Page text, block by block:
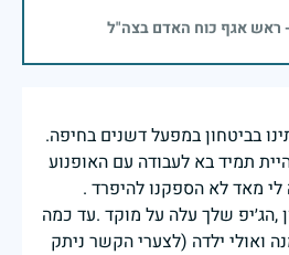
ראש אגף כוח האדם בצה"ל
בביטחון במפעל דשנים בחיפה.
תמיד בא לעבודה עם האופנוע
מאד לא הספקנו להיפרד .
שלך עלה על מוקד .עד כמה
ואולי ילדה (לצערי הקשר ניתק